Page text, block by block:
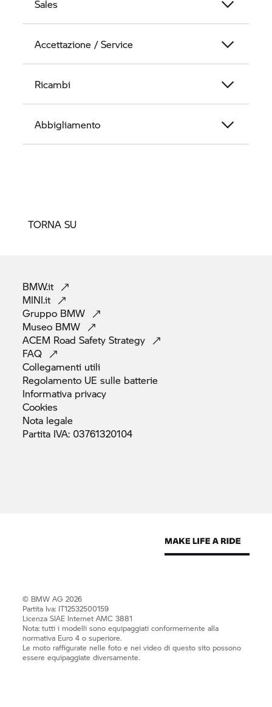
Sales
Accettazione / Service
Ricambi
Abbigliamento
TORNA SU
BMW.it
MINI.it
Gruppo BMW
Museo BMW
ACEM Road SafetyStrategy
FAQ
Collegamenti utili
Regolamento UE sulle batterie
Informativa privacy
Cookies
Nota legale
Partita IVA: 03761320104
© BMW AG 2026
Partita Iva: IT12532500159
Licenza SIAE Internet AMC 3881
Nota: tutti i modelli sono equipaggiati conformemente alla
normativa Euro 4 o superiore.
Le moto raffigurate nelle foto e nei video di questo sito possono
essere equipaggiate diversamente.